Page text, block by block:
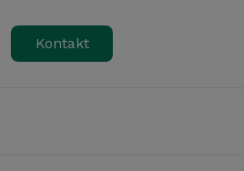
Kontakt